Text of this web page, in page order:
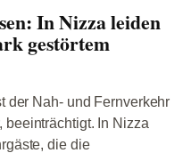
In Nizza leiden
gestörtem
der Nah- und Fernverkehr
beeinträchtigt. In Nizza
die die